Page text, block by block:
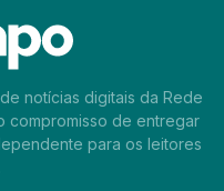
notícias digitais da Rede
compromisso de entregar
para os leitores